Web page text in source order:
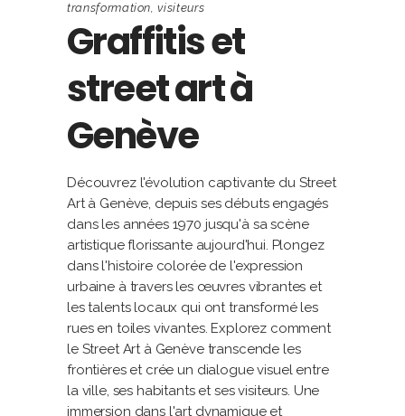
transformation,visiteurs
Graffitis et
street art à
Genève
Découvrez l'évolution captivante du Street
Art à Genève, depuis ses débuts engagés
dans les années 1970 jusqu'à sa scène
artistique florissante aujourd'hui. Plongez
dans l'histoire colorée de l'expression
urbaine à travers les œuvres vibrantes et
les talents locaux qui ont transformé les
rues en toiles vivantes. Explorez comment
le Street Art à Genève transcende les
frontières et crée un dialogue visuel entre
la ville, ses habitants et ses visiteurs. Une
immersion dans l'art dynamique et